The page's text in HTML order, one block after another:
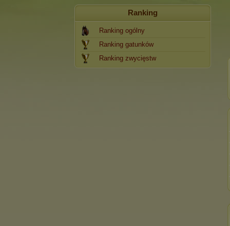
Ranking
Ranking ogólny
Ranking gatunków
Ranking zwycięstw